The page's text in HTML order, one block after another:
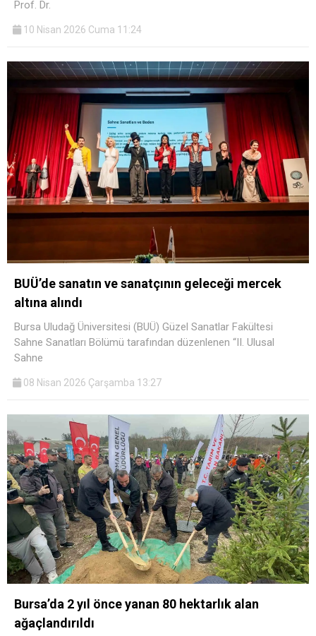
Prof. Dr.
10 Nisan 2026 Cuma 11:24
BUÜ’de sanatın ve sanatçının geleceği mercek
altına alındı
Bursa Uludağ Üniversitesi (BUÜ) Güzel Sanatlar Fakültesi
Sahne Sanatları Bölümü tarafından düzenlenen “II. Ulusal
Sahne
08 Nisan 2026 Çarşamba 13:27
Bursa’da 2 yıl önce yanan 80 hektarlık alan
ağaçlandırıldı